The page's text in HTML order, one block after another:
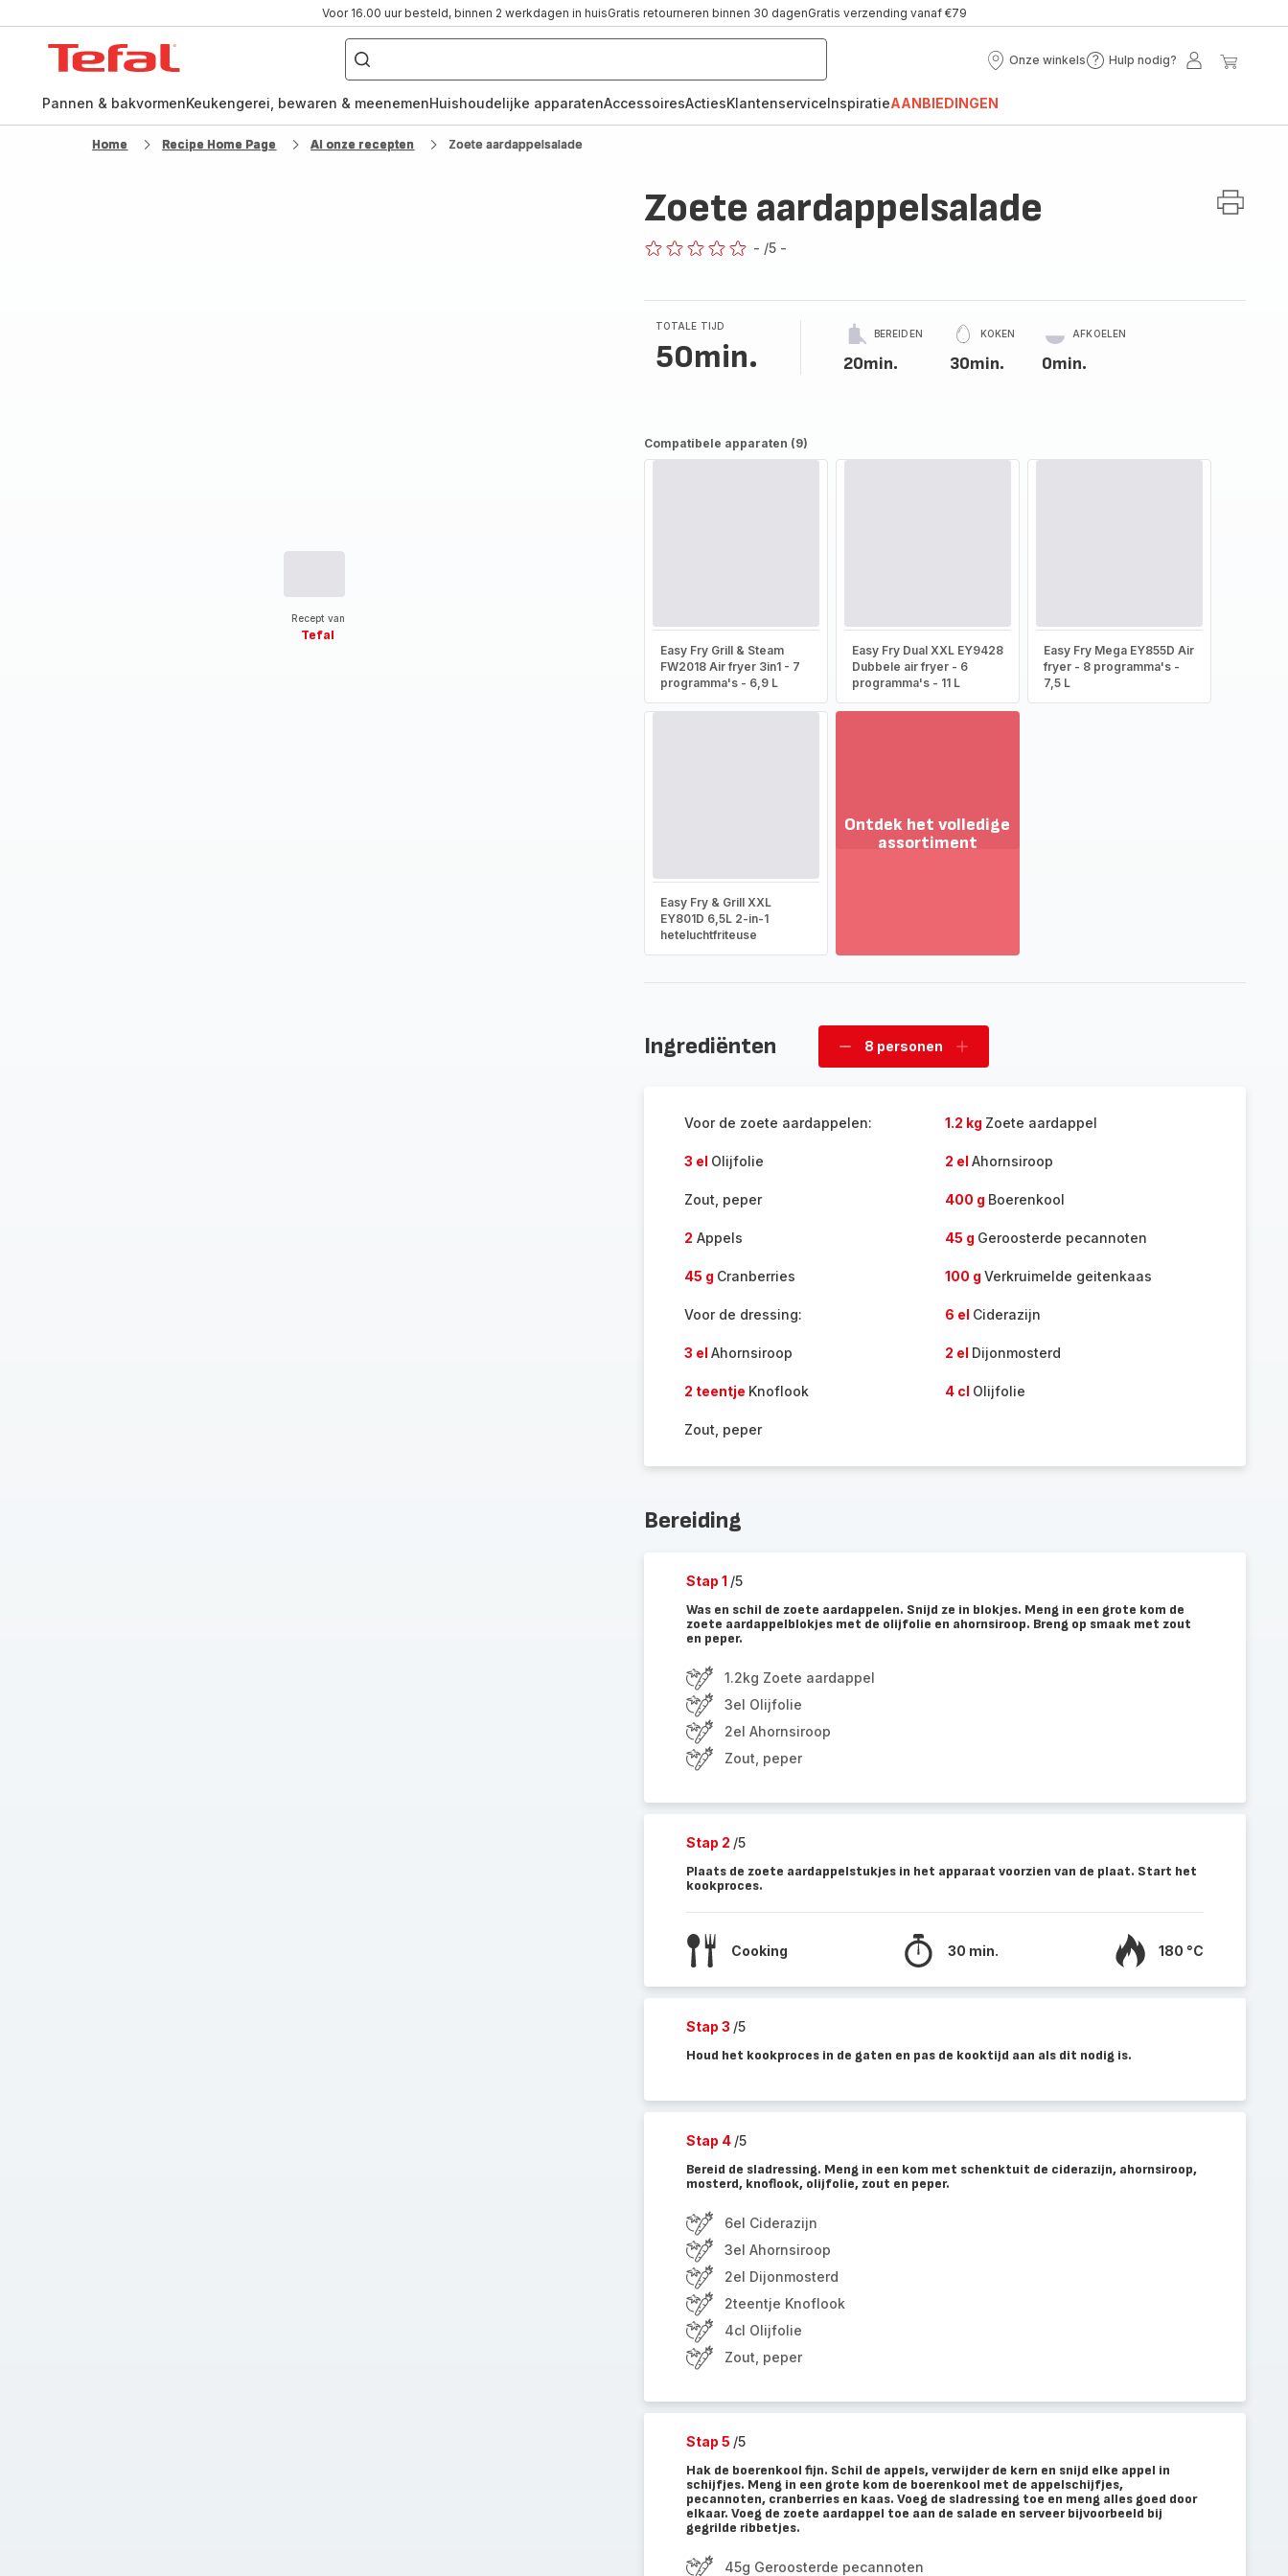
Voor 16.00 uur besteld, binnen 2 werkdagen in huisGratis retourneren binnen 30 dagenGratis verzending vanaf €79
Waar
ben
naar
Onze winkels
Onze
Hulp nodig?
Hulp
Mijn
Pannen & bakvormenKeukengerei, bewaren & meenemenHuishoudelijke apparatenAccessoiresActiesKlantenserviceInspiratieAANBIEDINGEN
Home Recipe Home Page Al onze recepten Zoete aardappelsalade
Recept van
Tefal
Zoete aardappelsalade
- /5 -
TOTALE TIJD
50min.
BEREIDEN
20min.
KOKEN
30min.
AFKOELEN
0min.
Compatibele apparaten (9)
Easy Fry Grill & Steam
FW2018 Air fryer 3in1 - 7
programma's - 6,9 L
Easy Fry Dual XXL EY9428
Dubbele air fryer - 6
programma's - 11 L
Easy Fry Mega EY855D Air
fryer - 8 programma's -
7,5 L
Easy Fry & Grill XXL
EY801D 6,5L 2-in-1
heteluchtfriteuse
Ontdek het volledige
assortiment
volledige
Ingrediënten
Verwijder
8 personen
Voeg
Voor de zoete aardappelen:
1.2 kg Zoete aardappel
3 el Olijfolie 2 el Ahornsiroop
Zout, peper 400 g Boerenkool
2 Appels 45 g Geroosterde pecannoten
45 g Cranberries 100 g Verkruimelde geitenkaas
Voor de dressing: 6 el Ciderazijn
3 el Ahornsiroop 2 el Dijonmosterd
2 teentje Knoflook 4 cl Olijfolie
Zout, peper
Bereiding
Stap 1 /5
Was en schil de zoete aardappelen. Snijd ze in blokjes. Meng in een grote kom de
zoete aardappelblokjes met de olijfolie en ahornsiroop. Breng op smaak met zout
en peper.
1.2kg Zoete aardappel
3el Olijfolie
2el Ahornsiroop
Zout, peper
Stap 2 /5
Plaats de zoete aardappelstukjes in het apparaat voorzien van de plaat. Start het
kookproces.
Cooking 30 min. 180 °C
Stap 3 /5
Houd het kookproces in de gaten en pas de kooktijd aan als dit nodig is.
Stap 4 /5
Bereid de sladressing. Meng in een kom met schenktuit de ciderazijn, ahornsiroop,
mosterd, knoflook, olijfolie, zout en peper.
6el Ciderazijn
3el Ahornsiroop
2el Dijonmosterd
2teentje Knoflook
4cl Olijfolie
Zout, peper
Stap 5 /5
Hak de boerenkool fijn. Schil de appels, verwijder de kern en snijd elke appel in
schijfjes. Meng in een grote kom de boerenkool met de appelschijfjes,
pecannoten, cranberries en kaas. Voeg de sladressing toe en meng alles goed door
elkaar. Voeg de zoete aardappel toe aan de salade en serveer bijvoorbeeld bij
gegrilde ribbetjes.
45g Geroosterde pecannoten